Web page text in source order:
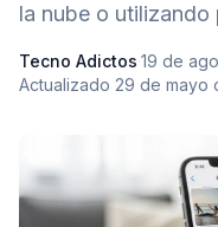
la nube o utilizando
Tecno Adictos·19 de
Actualizado 29 de mayo